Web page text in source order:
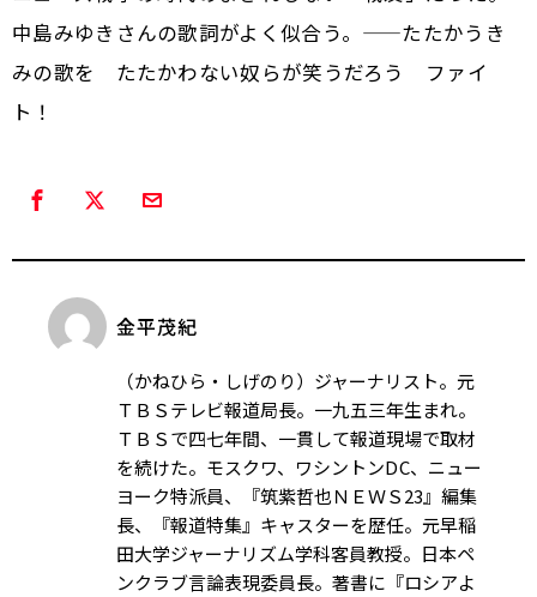
中島みゆきさんの歌詞がよく似合う。——たたかうき
みの歌を たたかわない奴らが笑うだろう ファイ
ト！
金平茂紀
（かねひら・しげのり）ジャーナリスト。元
ＴＢＳテレビ報道局長。一九五三年生まれ。
ＴＢＳで四七年間、一貫して報道現場で取材
を続けた。モスクワ、ワシントンD C、ニュー
ヨーク特派員、『筑紫哲也ＮＥＷＳ23』編集
長、『報道特集』キャスターを歴任。元早稲
田大学ジャーナリズム学科客員教授。日本ペ
ンクラブ言論表現委員長。著書に『ロシアよ